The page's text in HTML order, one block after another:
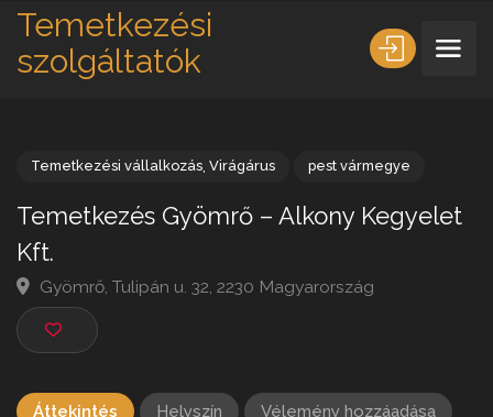
Temetkezési
szolgáltatók
Temetkezés Gyömrő – Alkony
Kft.
Gyömrő, Tulipán u. 32, 2230 Magyarország
Áttekintés Helyszín Vélemény hozzáadása